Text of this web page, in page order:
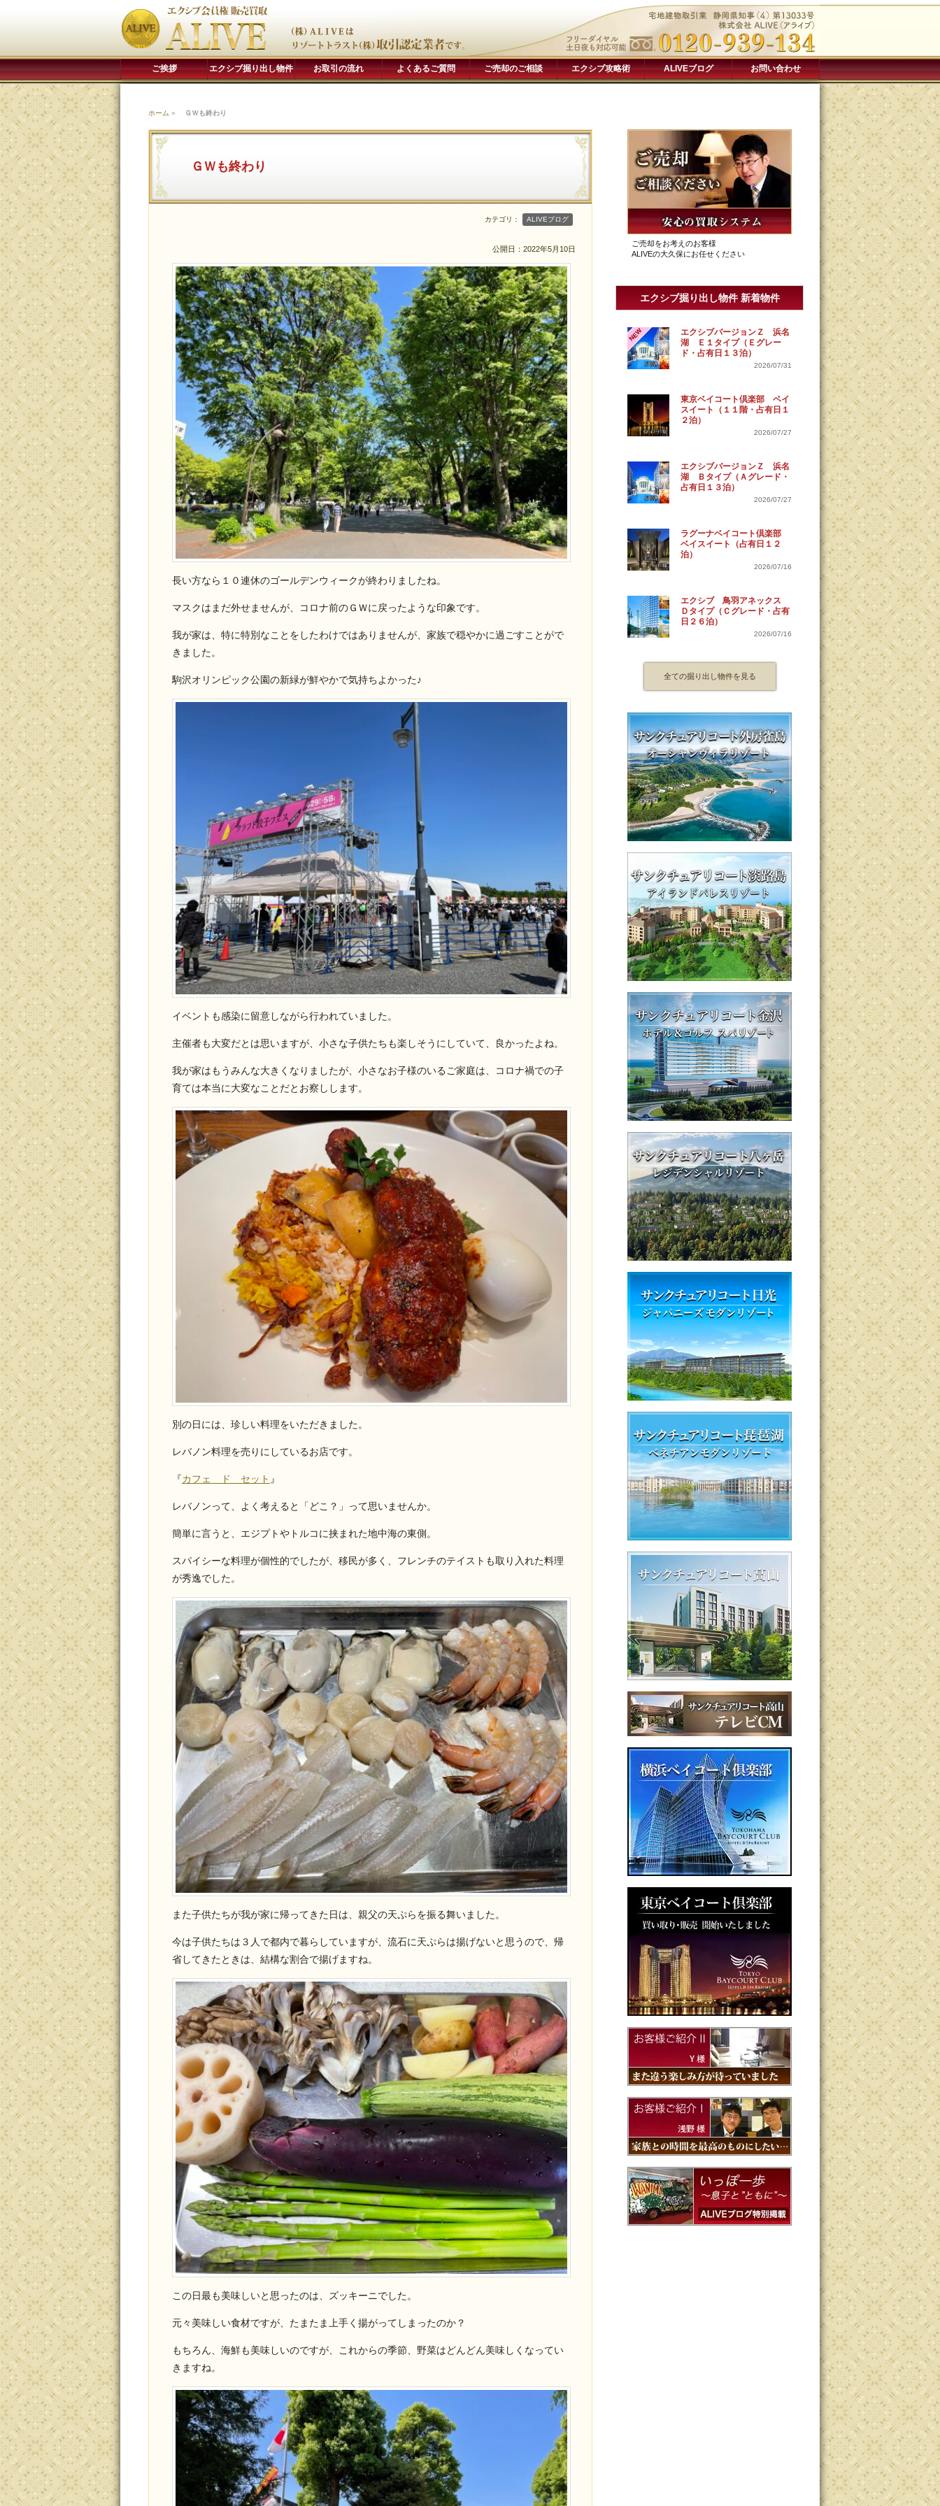
ご挨拶 エクシブ掘り出し物件 お取引の流れ よくあるご質問 ご売却のご相談 エクシブ攻略術 ALIVEブログ お問い合わせ
ホーム » ＧＷも終わり
ＧＷも終わり
カテゴリ： ALIVEブログ
公開日： 2022年5月10日
長い方なら１０連休のゴールデンウィークが終わりましたね。
マスクはまだ外せませんが、コロナ前のＧＷに戻ったような印象です。
我が家は、特に特別なことをしたわけではありませんが、家族で穏やかに過ごすことがで
きました。
駒沢オリンピック公園の新緑が鮮やかで気持ちよかった♪
イベントも感染に留意しながら行われていました。
主催者も大変だとは思いますが、小さな子供たちも楽しそうにしていて、良かったよね。
我が家はもうみんな大きくなりましたが、小さなお子様のいるご家庭は、コロナ禍での子
育ては本当に大変なことだとお察しします。
別の日には、珍しい料理をいただきました。
レバノン料理を売りにしているお店です。
『カフェ ド セット 』
レバノンって、よく考えると「どこ？」って思いませんか。
簡単に言うと、エジプトやトルコに挟まれた地中海の東側。
スパイシーな料理が個性的でしたが、移民が多く、フレンチのテイストも取り入れた料理
が秀逸でした。
また子供たちが我が家に帰ってきた日は、親父の天ぷらを振る舞いました。
今は子供たちは３人で都内で暮らしていますが、流石に天ぷらは揚げないと思うので、帰
省してきたときは、結構な割合で揚げますね。
この日最も美味しいと思ったのは、ズッキーニでした。
元々美味しい食材ですが、たまたま上手く揚がってしまったのか？
もちろん、海鮮も美味しいのですが、これからの季節、野菜はどんどん美味しくなってい
きますね。
ご売却をお考えのお客様
ALIVEの大久保にお任せください
エクシブ掘り出し物件 新着物件
NEW
エクシブバージョンＺ 浜名
湖 Ｅ１タイプ（Ｅグレー
ド・占有日１３泊）
2026/07/31
東京ベイコート倶楽部 ベイ
スイート（１１階・占有日１
２泊）
2026/07/27
エクシブバージョンＺ 浜名
湖 Ｂタイプ（Ａグレード・
占有日１３泊）
2026/07/27
ラグーナベイコート倶楽部
ベイスイート（占有日１２
泊）
2026/07/16
エクシブ 鳥羽アネックス
Ｄタイプ（Ｃグレード・占有
日２６泊）
2026/07/16
全ての掘り出し物件を見る